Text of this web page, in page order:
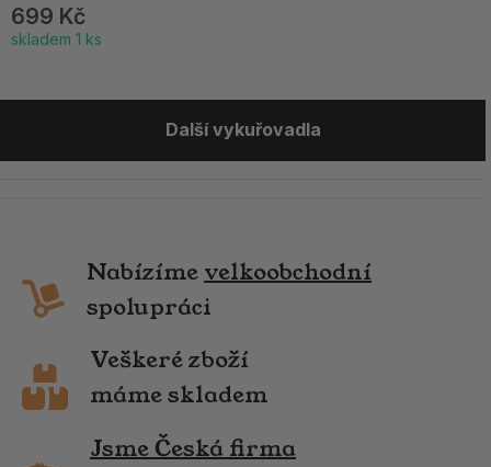
699 Kč
skladem 1 ks
Další vykuřovadla
Nabízíme velkoobchodní
spolupráci
Veškeré zboží
máme skladem
Jsme Česká firma